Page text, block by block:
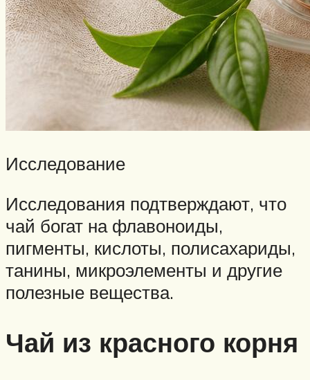
Исследование
Исследования подтверждают, что
чай богат на флавоноиды,
пигменты, кислоты, полисахариды,
танины, микроэлементы и другие
полезные вещества.
Чай из красного корня